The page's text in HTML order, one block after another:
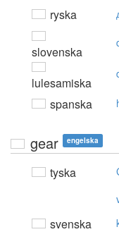
ryska
slovenska
lulesamiska
spanska
gear engelska
tyska
svenska